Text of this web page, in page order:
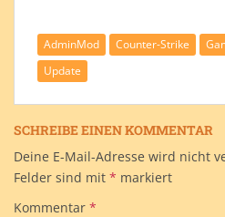
AdminMod Counter-Strike
Update
SCHREIBE EINEN KOMMENTAR
Deine E-Mail-Adresse wird nicht
Felder sind mit * markiert
Kommentar *